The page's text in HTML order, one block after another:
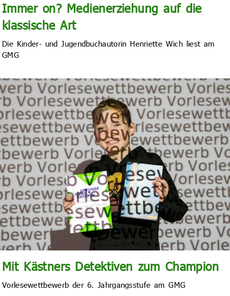
Immer on? Medienerziehung auf die
klassische Art
Die Kinder- und Jugendbuchautorin Henriette Wich liest am
GMG
Mit Kästners Detektiven zum Champion
Vorlesewettbewerb der 6. Jahrgangsstufe am GMG